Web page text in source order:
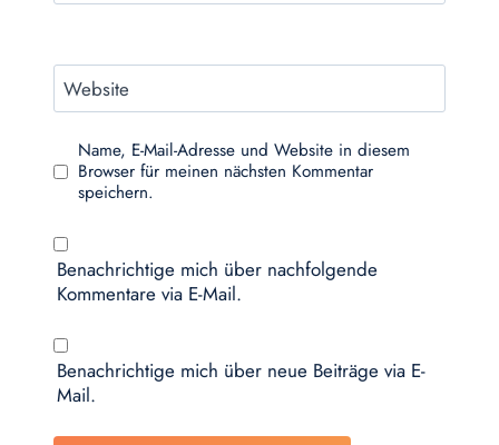
Website
Name, E-Mail-Adresse und Website in diesem
Browser für meinen nächsten Kommentar
speichern.
Benachrichtige mich über nachfolgende
Kommentare via E-Mail.
Benachrichtige mich über neue Beiträge via E-
Mail.